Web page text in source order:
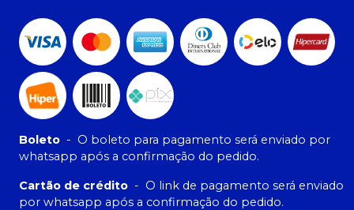
Boleto - O boleto para pagamento será enviado por
whatsapp após a confirmação do pedido.
Cartão de crédito - O link de pagamento será enviado
por whatsapp após a confirmação do pedido.